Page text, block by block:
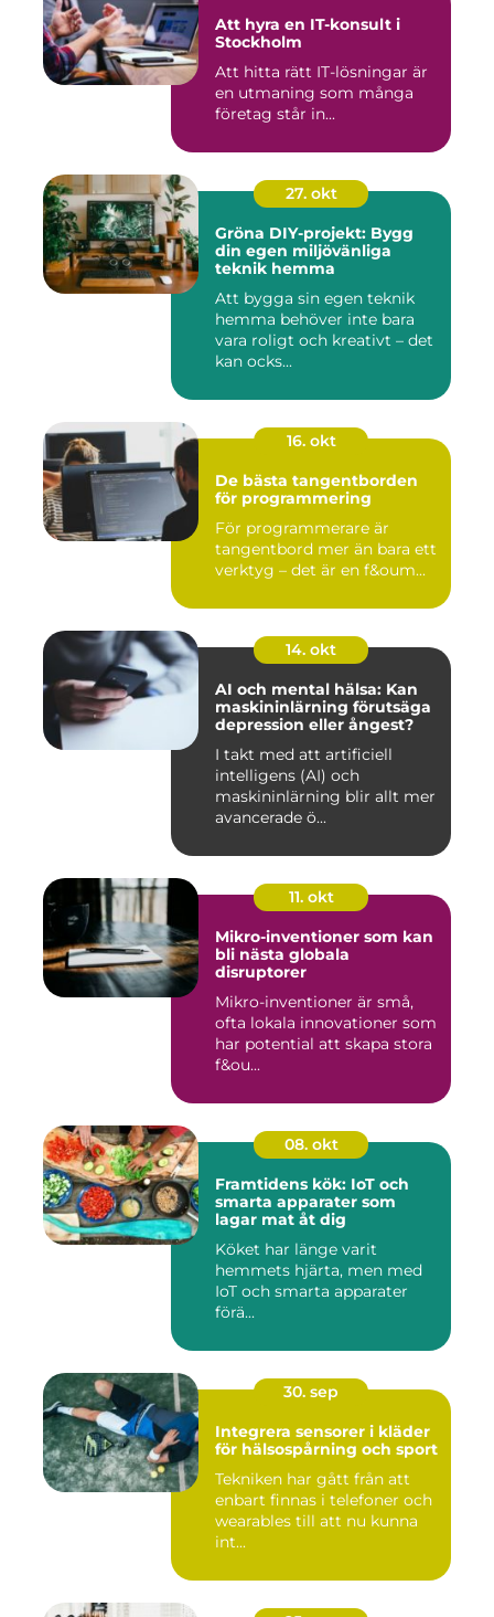
Att hyra en IT-konsult i
Stockholm
Att hitta rätt IT-lösningar är
en utmaning som många
företag står in...
27. okt
Gröna DIY-projekt: Bygg
din egen miljövänliga
teknik hemma
Att bygga sin egen teknik
hemma behöver inte bara
vara roligt och kreativt – det
kan ocks...
16. okt
De bästa tangentborden
för programmering
För programmerare är
tangentbord mer än bara ett
verktyg – det är en f&oum...
14. okt
AI och mental hälsa: Kan
maskininlärning förutsäga
depression eller ångest?
I takt med att artificiell
intelligens (AI) och
maskininlärning blir allt mer
avancerade ö...
11. okt
Mikro-inventioner som kan
bli nästa globala
disruptorer
Mikro-inventioner är små,
ofta lokala innovationer som
har potential att skapa stora
f&ou...
08. okt
Framtidens kök: IoT och
smarta apparater som
lagar mat åt dig
Köket har länge varit
hemmets hjärta, men med
IoT och smarta apparater
förä...
30. sep
Integrera sensorer i kläder
för hälsospårning och sport
Tekniken har gått från att
enbart finnas i telefoner och
wearables till att nu kunna
int...